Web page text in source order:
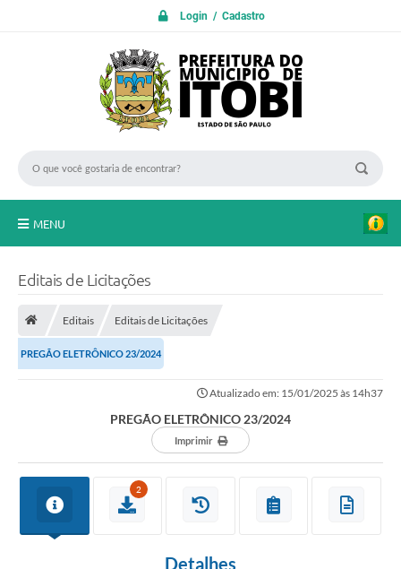
Login / Cadastro
MENU
A Nossa Cidade
LEIS MUNICIPAIS
Diário Oficial
Editais de Licitações
Editais Editais de Licitações
PREGÃO ELETRÔNICO 23/2024
Atualizado em: 15/01/2025 às 14h37
PREGÃO ELETRÔNICO 23/2024
Imprimir
2
Detalhes